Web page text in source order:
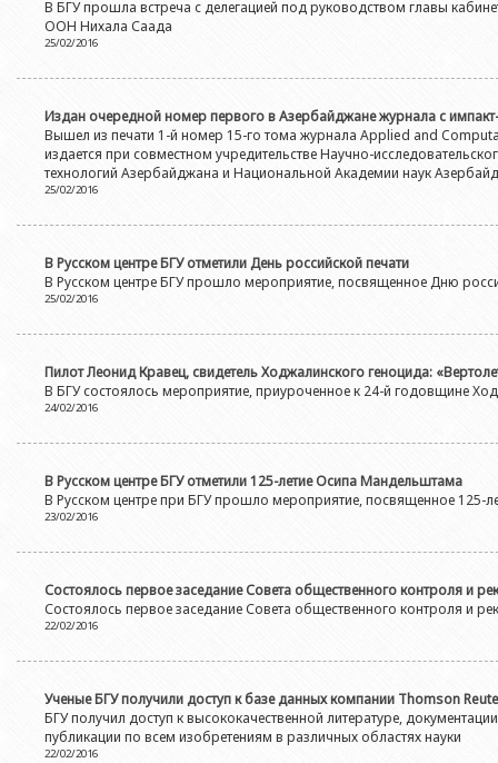
Выпускники БГУ
Почетные доктора
Перечень специальностей
Знаменательные даты в истории БГУ
Отдел протокола
Спортивно-оздоровительный
Университетская газета
Факультет
Юридический
Факультет
Факультет
Факультет Теология
Факультет
Азербайджанской
образования
Юридическое
Юридическое
В БГУ прошла встреча с делегацией под руководством главы
ООН Нихала Саада
25/02/2016
Издан очередной номер первого в Азербайджане журнала с
Вышел из печати 1-й номер 15-го тома журнала Applied and
издается при совместном учредительстве Научно-
технологий Азербайджана и Национальной Академии наук
25/02/2016
В Русском центре БГУ отметили День российской печати
В Русском центре БГУ прошло мероприятие, посвященное Дню
25/02/2016
Пилот Леонид Кравец, свидетель Ходжалинского геноцида:
В БГУ состоялось мероприятие, приуроченное к 24-й годовщине
24/02/2016
В Русском центре БГУ отметили 125-летие Осипа Мандельштама
В Русском центре при БГУ прошло мероприятие, посвященное
23/02/2016
Состоялось первое заседание Совета общественного контроля и
Состоялось первое заседание Совета общественного контроля и
22/02/2016
Ученые БГУ получили доступ к базе данных компании Thomson
БГУ получил доступ к высококачественной литературе,
публикации по всем изобретениям в различных областях науки
22/02/2016